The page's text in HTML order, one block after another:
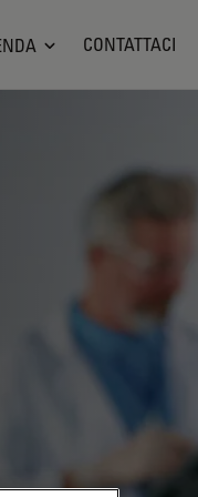
CONTATTACI